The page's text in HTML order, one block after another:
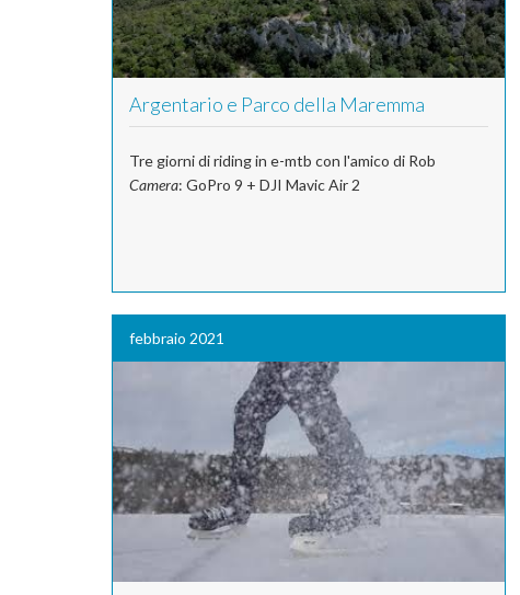
Argentario e Parco della Maremma
Tre giorni di riding in e-mtb con l'amico di Rob
Camera: GoPro 9 + DJI Mavic Air 2
febbraio 2021